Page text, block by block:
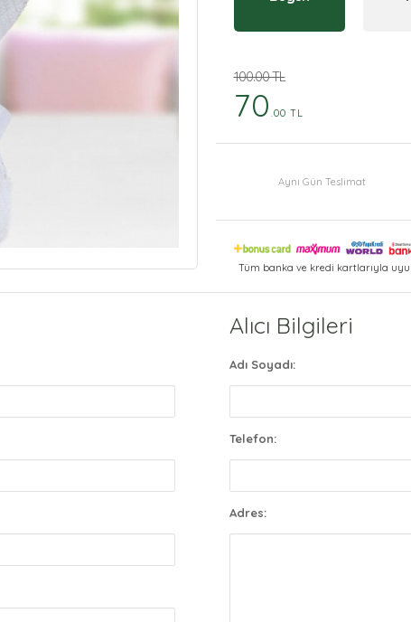
100.00 TL
70 .00 TL
Aynı Gün Teslimat
Tüm banka ve kredi kartlarıyla
Alıcı Bilgileri
Adı Soyadı:
Telefon:
Adres: